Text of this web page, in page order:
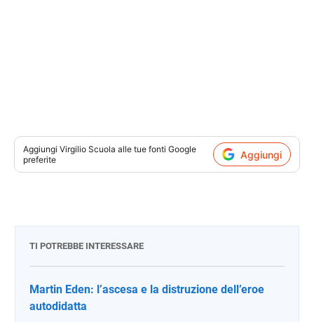
Aggiungi Virgilio Scuola alle tue fonti Google
preferite
Aggiungi
TI POTREBBE INTERESSARE
Martin Eden: l’ascesa e la distruzione dell’eroe
autodidatta